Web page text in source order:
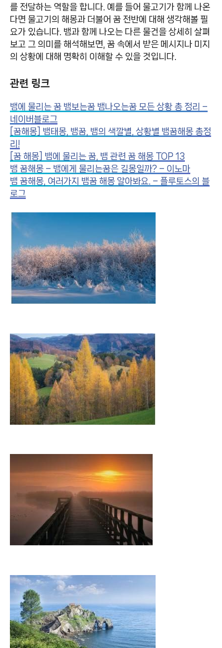
를 전달하는 역할을 합니다. 예를 들어 물고기가 함께 나온
다면 물고기의 해몽과 더불어 꿈 전반에 대해 생각해볼 필
요가 있습니다. 뱀과 함께 나오는 다른 물건을 상세히 살펴
보고 그 의미를 해석해보면, 꿈 속에서 받은 메시지나 미지
의 상황에 대해 명확히 이해할 수 있을 것입니다.
관련 링크
뱀에 물리는 꿈 뱀보는꿈 뱀나오는꿈 모든 상황 총 정리 –
네이버블로그
[꿈해몽] 뱀태몽, 뱀꿈, 뱀의 색깔별, 상황별 뱀꿈해몽 총정
리!
[꿈 해몽] 뱀에 물리는 꿈, 뱀 관련 꿈 해몽 TOP 13
뱀 꿈해몽 – 뱀에게 물리는꿈은 길몽일까? – 이노마
뱀 꿈해몽, 여러가지 뱀꿈 해몽 알아봐요. – 플루토스의 블
로그